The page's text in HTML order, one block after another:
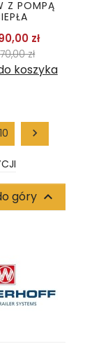
Z POMPĄ
złCena
złCena
koszyka
10 
góry 